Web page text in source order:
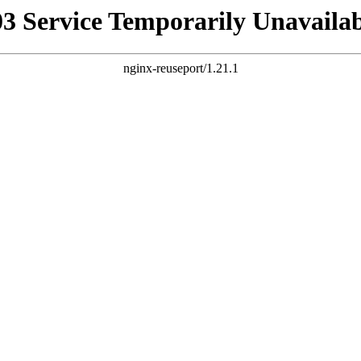
Service Temporarily
nginx-reuseport/1.21.1